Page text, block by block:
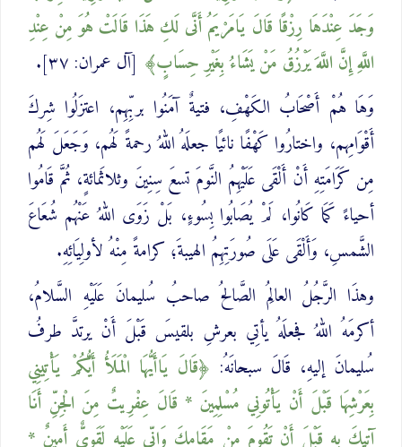
وَجَدَ عِنْدَهَا رِزْقًا قَالَ يَامَرْيَمُ أَنَّى لَكِ هَذَا قَالَتْ هُوَ مِنْ عِنْدِ
اللَّهِ إِنَّ اللَّهَ يَرْزُقُ مَنْ يَشَاءُ بِغَيْرِ حِسَابٍ
[آل عمران: ٣٧].
وَهَا هُمْ أَصْحَابُ الكَهْفِ، فتيةٌ آمَنُوا بربِّهِم، اعتزَلُوا شِركَ
أَقْوَامِهم، واختارُوا كَهْفًا نائيًا جعلَهُ اللهُ رحمةً لَهُم، وَجَعَلَ لَهُم
مِن كَرَامَتِهِ أَنْ أَلْقَى عَلَيْهِمُ النَّومَ تسعَ سِنِينَ وثلاثَمائةٍ، ثُمَّ قَامُوا
أحياءً كَمَا كَانُوا، لَمْ يُصَابُوا بِسُوءٍ، بَلْ زَوَى اللهُ عَنْهُم شُعَاعَ
الشَّمسِ، وَأَلْقَى عَلَى صُورَتِهِمُ الهيبةَ؛ كرامةً مِنْهُ لأولِيَائِهِ.
وهذَا الرَّجُلُ العالِمُ الصَّالحُ صاحبُ سُليمانَ عَلَيْهِ السَّلامُ،
أكرمَهُ اللهُ فجعلَهُ يأتِي بعرشِ بلقيسَ قَبْلَ أَنْ يرتدَّ طرفُ
سُليمانَ إليهِ، قَالَ سبحانَهُ:
قَالَ يَاأَيُّهَا الْمَلَأُ أَيُّكُمْ يَأْتِينِي
بِعَرْشِهَا قَبْلَ أَنْ يَأْتُونِي مُسْلِمِينَ * قَالَ عِفْرِيتٌ مِنَ الْجِنِّ أَنَا
آتِيكَ بِهِ قَبْلَ أَنْ تَقُومَ مِنْ مَقَامِكَ وَإِنِّي عَلَيْهِ لَقَوِيٌّ أَمِينٌ *